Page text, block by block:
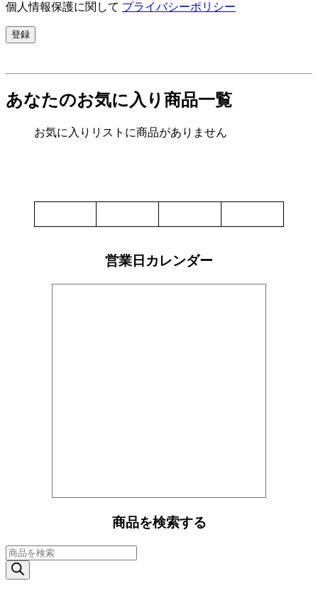
個人情報保護に関して プライバシーポリシー
登録
あなたのお気に入り商品一覧
お気に入りリストに商品がありません
営業日カレンダー
商品を検索する
商
品
検